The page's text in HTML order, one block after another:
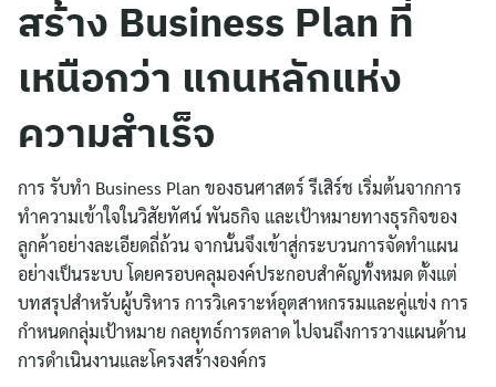
สร้าง Business Plan ที่
เหนือกว่า แกนหลักแห่ง
ความสำเร็จ
การ รับทำ Business Plan ของธนศาสตร์ รีเสิร์ช เริ่มต้นจากการ
ทำความเข้าใจในวิสัยทัศน์ พันธกิจ และเป้าหมายทางธุรกิจของ
ลูกค้าอย่างละเอียดถี่ถ้วน จากนั้นจึงเข้าสู่กระบวนการจัดทำแผน
อย่างเป็นระบบ โดยครอบคลุมองค์ประกอบสำคัญทั้งหมด ตั้งแต่
บทสรุปสำหรับผู้บริหาร การวิเคราะห์อุตสาหกรรมและคู่แข่ง การ
กำหนดกลุ่มเป้าหมาย กลยุทธ์การตลาด ไปจนถึงการวางแผนด้าน
การดำเนินงานและโครงสร้างองค์กร